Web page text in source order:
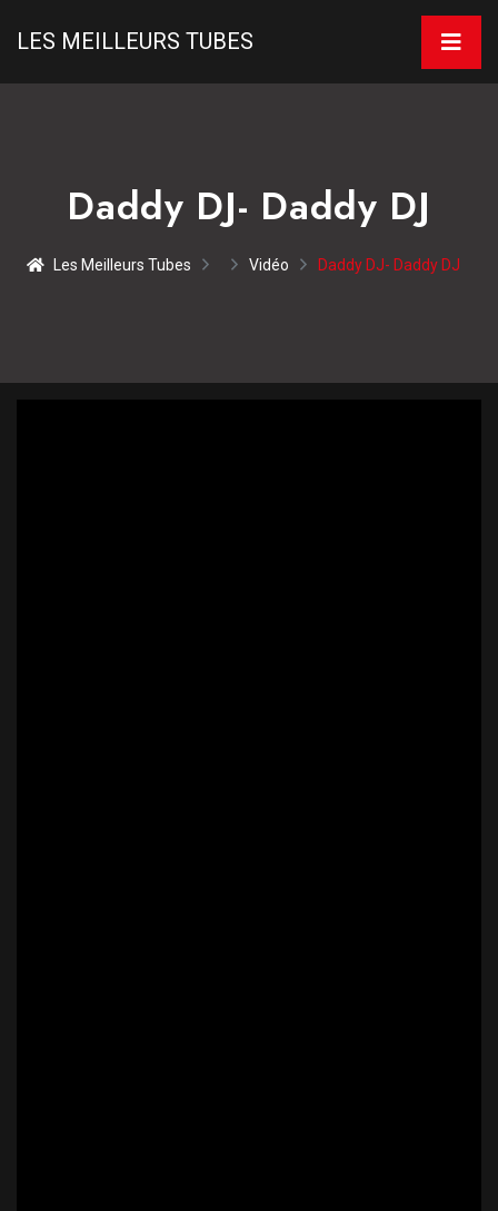
LES MEILLEURS TUBES
Daddy DJ- Daddy DJ
Les Meilleurs Tubes Vidéo Daddy DJ- Daddy DJ